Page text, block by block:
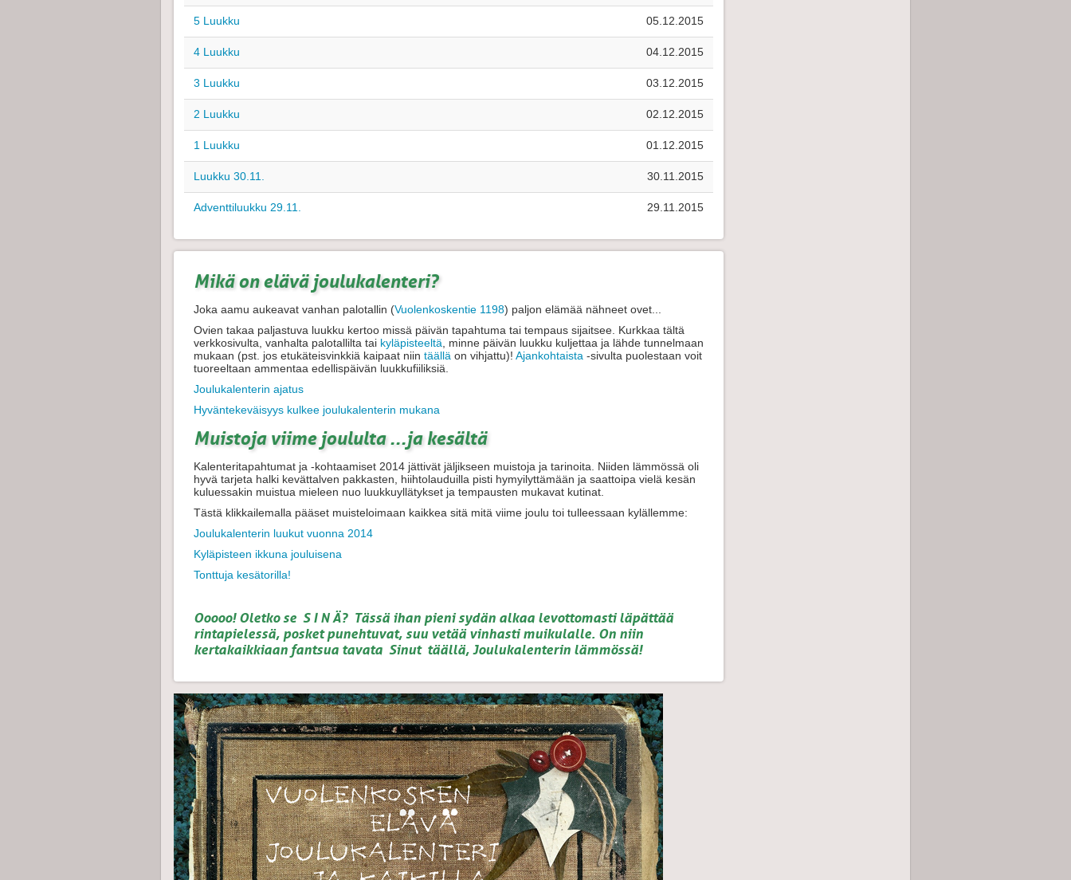
5 Luukku 05.12.2015
4 Luukku 04.12.2015
3 Luukku 03.12.2015
2 Luukku 02.12.2015
1 Luukku 01.12.2015
Luukku 30.11. 30.11.2015
Adventtiluukku 29.11. 29.11.2015
Mikä on elävä joulukalenteri?
Joka aamu aukeavat vanhan palotallin (Vuolenkoskentie 1198) paljon elämää nähneet ovet...
Ovien takaa paljastuva luukku kertoo missä päivän tapahtuma tai tempaus sijaitsee. Kurkkaa tältä
verkkosivulta, vanhalta palotallilta tai kyläpisteeltä , minne päivän luukku kuljettaa ja lähde tunnelmaan
mukaan (pst. jos etukäteisvinkkiä kaipaat niin täällä on vihjattu)! Ajankohtaista -sivulta puolestaan voit
tuoreeltaan ammentaa edellispäivän luukkufiiliksiä.
Joulukalenterin ajatus
Hyväntekeväisyys kulkee joulukalenterin mukana
Muistoja viime joululta ...ja kesältä
Kalenteritapahtumat ja -kohtaamiset 2014 jättivät jäljikseen muistoja ja tarinoita. Niiden lämmössä oli
hyvä tarjeta halki kevättalven pakkasten, hiihtolauduilla pisti hymyilyttämään ja saattoipa vielä kesän
kuluessakin muistua mieleen nuo luukkuyllätykset ja tempausten mukavat kutinat.
Tästä klikkailemalla pääset muisteloimaan kaikkea sitä mitä viime joulu toi tulleessaan kylällemme:
Joulukalenterin luukut vuonna 2014
Kyläpisteen ikkuna jouluisena
Tonttuja kesätorilla!
Ooooo! Oletko se S I N Ä? Tässä ihan pieni sydän alkaa levottomasti läpättää
rintapielessä, posket punehtuvat, suu vetää vinhasti muikulalle. On niin
kertakaikkiaan fantsua tavata Sinut täällä, Joulukalenterin lämmössä!